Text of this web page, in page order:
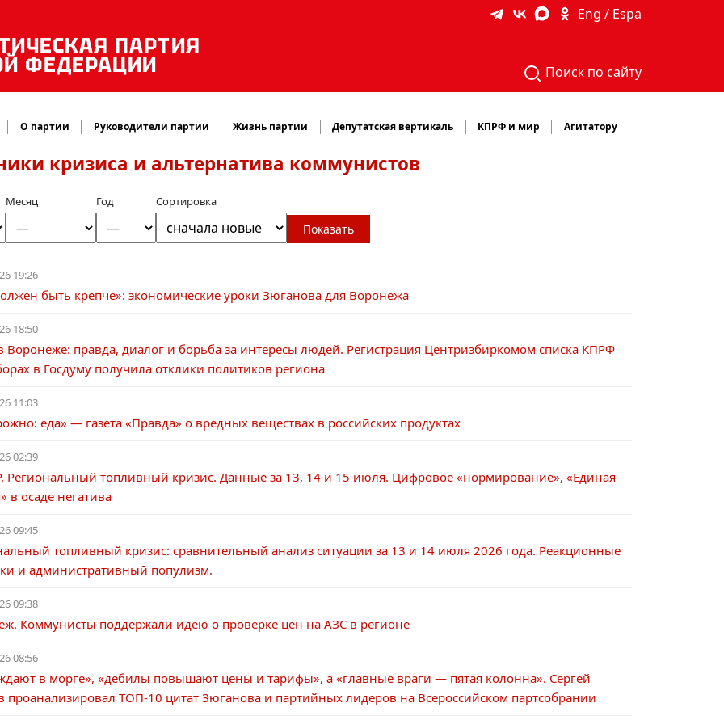
ПАРТИЯ
ФЕДЕРАЦИИ
Eng / Espa
Поиск по сайту
О партии Руководители партии Жизнь партии Депутатская вертикаль КПРФ и мир Агитатору
кризиса и альтернатива коммунистов
Месяц Год Сортировка
Показать
19:26
быть крепче»: экономические уроки Зюганова для Воронежа
18:50
Воронеже: правда, диалог и борьба за интересы людей. Регистрация Центризбиркомом списка КПРФ
в Госдуму получила отклики политиков региона
11:03
еда» — газета «Правда» о вредных веществах в российских продуктах
02:39
Региональный топливный кризис. Данные за 13, 14 и 15 июля. Цифровое «нормирование», «Единая
в осаде негатива
09:45
топливный кризис: сравнительный анализ ситуации за 13 и 14 июля 2026 года. Реакционные
и административный популизм.
09:38
Коммунисты поддержали идею о проверке цен на АЗС в регионе
08:56
в морге», «дебилы повышают цены и тарифы», а «главные враги — пятая колонна». Сергей
проанализировал ТОП-10 цитат Зюганова и партийных лидеров на Всероссийском партсобрании